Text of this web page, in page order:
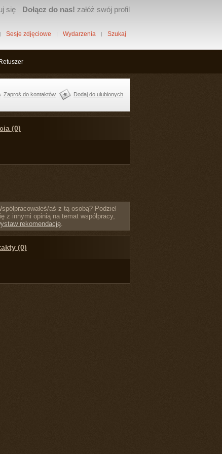
się Dołącz do nas! załóż swój profil
Sesje zdjęciowe Wydarzenia Szukaj
Retuszer
Zaproś do kontaktów Dodaj do ulubionych
(0)
aś z tą osobą? Podziel
z innymi opinią na temat współpracy,
rekomendację.
(0)